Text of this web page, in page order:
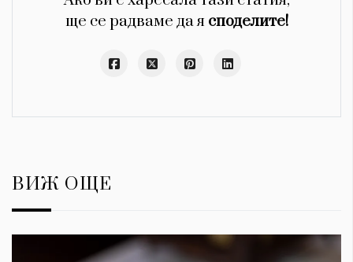
ще се радваме да я споделите!
ВИЖ ОЩЕ